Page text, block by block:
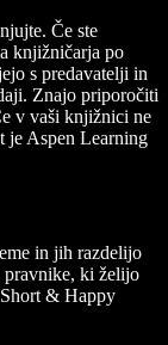
Če ste
knjižničarja po
s predavatelji in
Znajo priporočiti
v vaši knjižnici ne
je Aspen Learning
in jih razdelijo
pravnike, ki želijo
Short & Happy